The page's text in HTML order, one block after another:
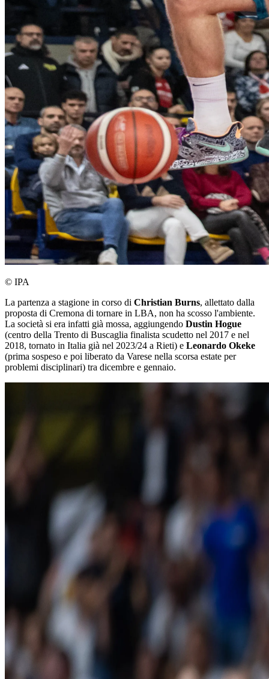
© IPA
La partenza a stagione in corso di Christian Burns, allettato dalla
proposta di Cremona di tornare in LBA, non ha scosso l'ambiente.
La società si era infatti già mossa, aggiungendo Dustin Hogue
(centro della Trento di Buscaglia finalista scudetto nel 2017 e nel
2018, tornato in Italia già nel 2023/24 a Rieti) e Leonardo Okeke
(prima sospeso e poi liberato da Varese nella scorsa estate per
problemi disciplinari) tra dicembre e gennaio.